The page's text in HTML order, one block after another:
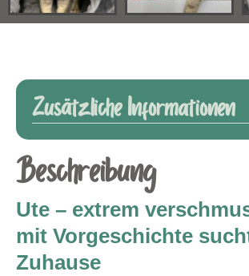
Zusätzliche Informationen
Beschreibung
Ute – extrem
mit Vorgeschichte
Zuhause